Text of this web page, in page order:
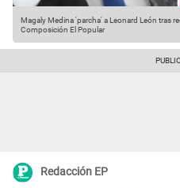
Magaly Medina 'parcha' a Leonard León tras
Composición El Popular
Redacción EP